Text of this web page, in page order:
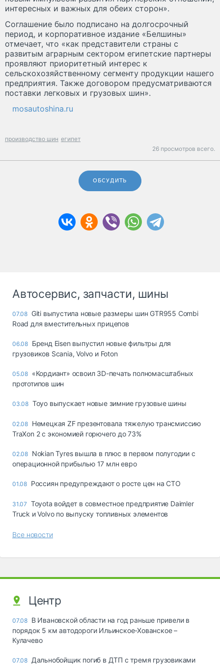
интересных и важных для обеих сторон».
Соглашение было подписано на долгосрочный
период, и корпоративное издание «Белшины»
отмечает, что «как представители страны с
развитым аграрным сектором египетские партнеры
проявляют приоритетный интерес к
сельскохозяйственному сегменту продукции нашего
предприятия. Также договором предусматриваются
поставки легковых и грузовых шин».
mosautoshina.ru
производство шин египет
26 просмотров всего.
ОБСУДИТЬ
Автосервис, запчасти, шины
07.08 Giti выпустила новые размеры шин GTR955 Combi
Road для вместительных прицепов
06.08 Бренд Eisen выпустил новые фильтры для
грузовиков Scania, Volvo и Foton
05.08 «Кордиант» освоил 3D-печать полномасштабных
прототипов шин
03.08 Toyo выпускает новые зимние грузовые шины
02.08 Немецкая ZF презентовала тяжелую трансмиссию
TraXon 2 с экономией горючего до 73%
02.08 Nokian Tyres вышла в плюс в первом полугодии с
операционной прибылью 17 млн евро
01.08 Россиян предупреждают о росте цен на СТО
31.07 Toyota войдет в совместное предприятие Daimler
Truck и Volvo по выпуску топливных элементов
Все новости
Центр
07.08 В Ивановской области на год раньше привели в
порядок 5 км автодороги Ильинское-Хованское –
Кулачево
07.08 Дальнобойщик погиб в ДТП с тремя грузовиками